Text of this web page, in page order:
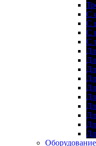
С
С
С
С